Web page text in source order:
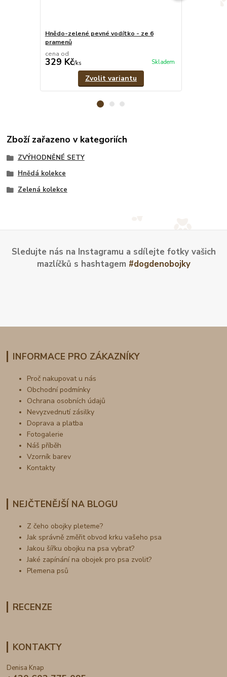
Hnědo-zelené pevné vodítko - ze 6
pramenů
cena od
329 Kč/ks Skladem
Zvolit variantu
Zboží zařazeno v kategoriích
ZVÝHODNĚNÉ SETY
Hnědá kolekce
Zelená kolekce
Sledujte nás na Instagramu a sdílejte fotky vašich
mazlíčků s hashtagem #dogdenobojky
INFORMACE PRO ZÁKAZNÍKY
Proč nakupovat u nás
Obchodní podmínky
Ochrana osobních údajů
Nevyzvednutí zásilky
Doprava a platba
Fotogalerie
Náš příběh
Vzorník barev
Kontakty
NEJČTENĚJŠÍ NA BLOGU
Z čeho obojky pleteme?
Jak správně změřit obvod krku vašeho psa
Jakou šířku obojku na psa vybrat?
Jaké zapínání na obojek pro psa zvolit?
Plemena psů
RECENZE
KONTAKTY
Denisa Knap